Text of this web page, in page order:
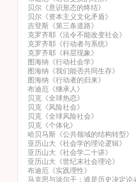
贝尔《意识形态的终结》
贝尔《资本主义文化矛盾》
吉登斯《第三条道路》
克罗齐耶《法令不能改变社会》
克罗齐耶《行动者与系统》
克罗齐耶《科层现象》
图海纳《行动社会学》
图海纳《我们能否共同生存》
图海纳《行动者的归来》
布迪厄《继承人》
贝克《全球热恋》
贝克《风险社会》
贝克《全球风险社会》
贝克《个体化》
哈贝马斯《公共领域的结构转型》
亚历山大《社会学的理论逻辑》
亚历山大《社会学二十讲》
亚历山大《世纪末社会理论》
布迪厄《实践理性》
马克思与涂尔干：谁是历史决定论